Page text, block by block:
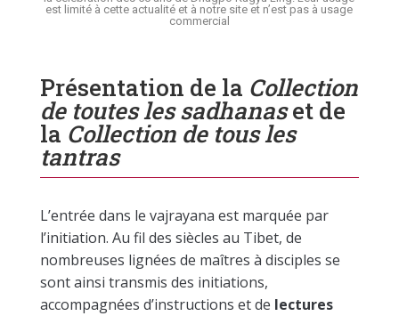
est limité à cette actualité et à notre site et n’est pas à usage
commercial
Présentation de la Collection
de toutes les sadhanaset de
la Collection de tous les
tantras
L’entrée dans le vajrayana est marquée par
l’initiation. Au fil des siècles au Tibet, de
nombreuses lignées de maîtres à disciples se
sont ainsi transmis des initiations,
accompagnées d’instructions et de lectures